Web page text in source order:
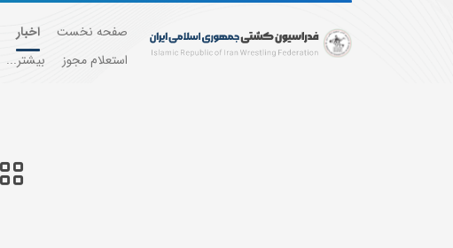
صفحه نخست اخبار
استعلام مجوز
بیشتر...